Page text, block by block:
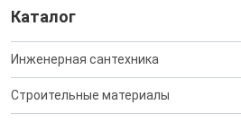
Каталог
Инженерная сантехника
Строительные материалы